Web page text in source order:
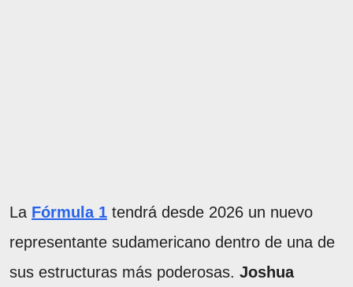
La Fórmula 1 tendrá desde 2026 un nuevo
representante sudamericano dentro de una de
sus estructuras más poderosas. Joshua